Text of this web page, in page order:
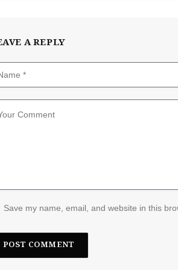
A REPLY
Save my name, email, and website in this